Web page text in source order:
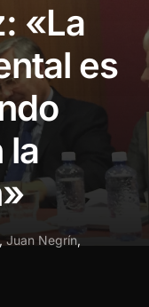
«La
es
la
, Juan Negrín,